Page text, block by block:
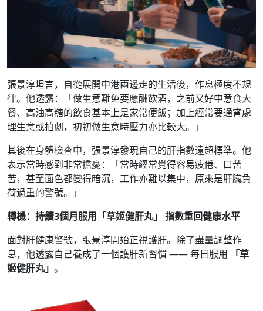
張景淳坦言，自從展開中港兩邊走的生活後，作息極度不規
律。他透露：「做生意難免要應酬飲酒，之前又好中意食大
餐、高油高糖的飲食基本上是家常便飯；加上經常要通宵處
理生意或拍劇，初初做生意時壓力亦比較大。」
其後在身體檢查中，張景淳發現自己的肝指數遠超標準。他
表示當時感到非常擔憂：「當時經常覺得容易疲倦、口苦
苦，甚至面色都變得暗沉，工作亦難以集中，原來是肝臟負
荷過重的警號。」
轉機：持續3個月服用「草姬健肝丸」 指數重回健康水平
面對肝健康警號，張景淳開始正視護肝。除了盡量調整作
息，他透露自己養成了一個護肝新習慣 —— 每日服用
「草
姬健肝丸」 。